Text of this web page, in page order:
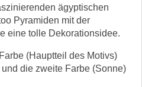
ägyptischen
Pyramiden mit der
eine tolle Dekorationsidee.
(Hauptteil des Motivs)
die zweite Farbe (Sonne)